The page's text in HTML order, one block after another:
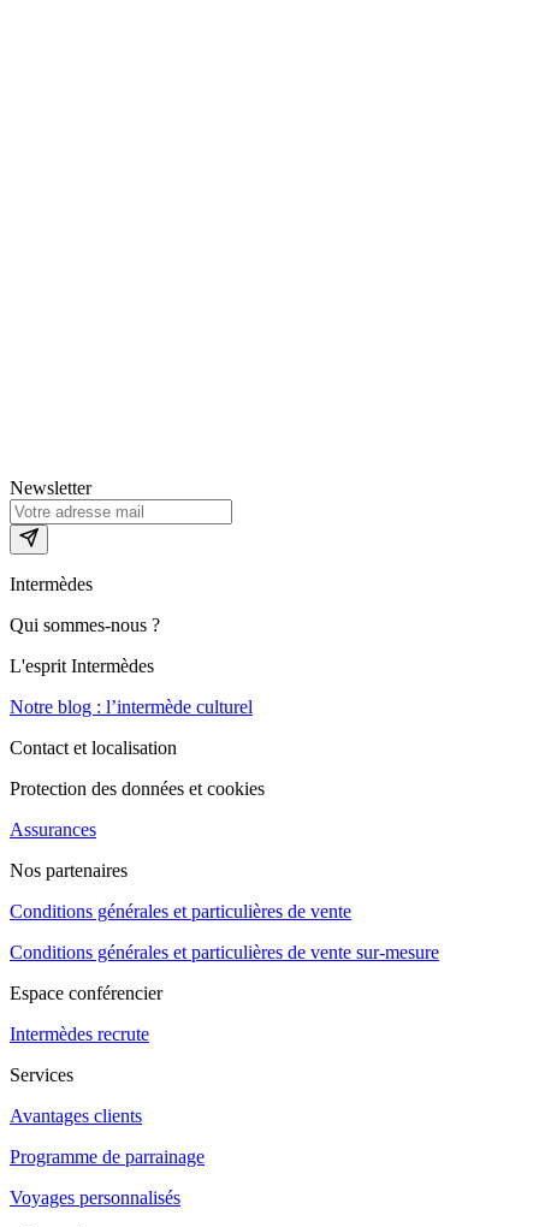
Newsletter
Intermèdes
Qui sommes-nous ?
L'esprit Intermèdes
Notre blog : l’intermède culturel
Contact et localisation
Protection des données et cookies
Assurances
Nos partenaires
Conditions générales et particulières de vente
Conditions générales et particulières de vente sur-mesure
Espace conférencier
Intermèdes recrute
Services
Avantages clients
Programme de parrainage
Voyages personnalisés